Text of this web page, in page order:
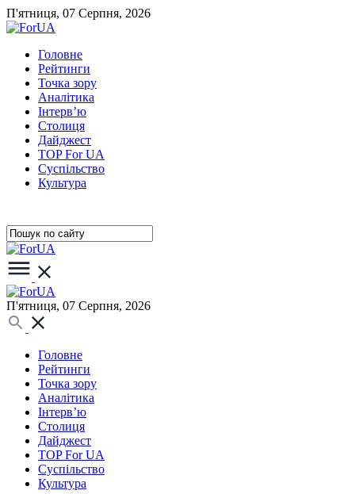
П'ятниця, 07 Серпня, 2026
Головне
Рейтинги
Точка зору
Аналітика
Інтерв’ю
Столиця
Дайджест
TOP For UA
Суспiльство
Культура
П'ятниця, 07 Серпня, 2026
Головне
Рейтинги
Точка зору
Аналітика
Інтерв’ю
Столиця
Дайджест
TOP For UA
Суспiльство
Культура